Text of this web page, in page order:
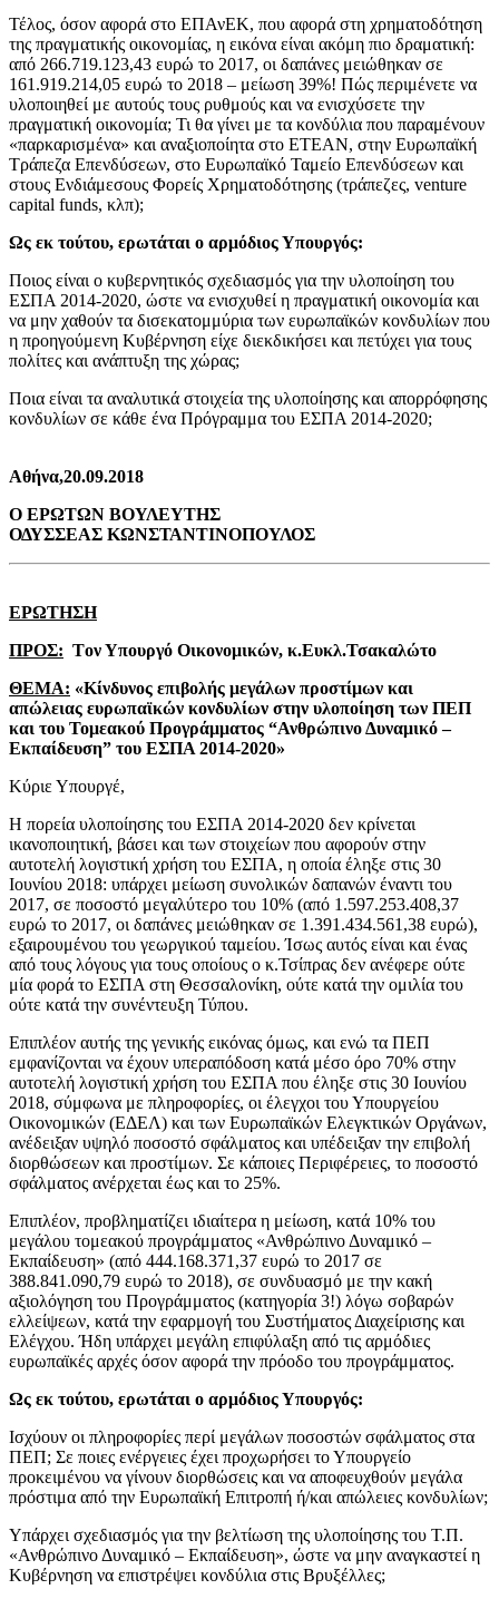
Τέλος, όσον αφορά στο ΕΠΑνΕΚ, που αφορά στη χρηματοδότηση
της πραγματικής οικονομίας, η εικόνα είναι ακόμη πιο δραματική:
από 266.719.123,43 ευρώ το 2017, οι δαπάνες μειώθηκαν σε
161.919.214,05 ευρώ το 2018 – μείωση 39%! Πώς περιμένετε να
υλοποιηθεί με αυτούς τους ρυθμούς και να ενισχύσετε την
πραγματική οικονομία; Τι θα γίνει με τα κονδύλια που παραμένουν
«παρκαρισμένα» και αναξιοποίητα στο ΕΤΕΑΝ, στην Ευρωπαϊκή
Τράπεζα Επενδύσεων, στο Ευρωπαϊκό Ταμείο Επενδύσεων και
στους Ενδιάμεσους Φορείς Χρηματοδότησης (τράπεζες, venture
capital funds, κλπ);
Ως εκ τούτου, ερωτάται ο αρμόδιος Υπουργός:
Ποιος είναι ο κυβερνητικός σχεδιασμός για την υλοποίηση του
ΕΣΠΑ 2014-2020, ώστε να ενισχυθεί η πραγματική οικονομία και
να μην χαθούν τα δισεκατομμύρια των ευρωπαϊκών κονδυλίων που
η προηγούμενη Κυβέρνηση είχε διεκδικήσει και πετύχει για τους
πολίτες και ανάπτυξη της χώρας;
Ποια είναι τα αναλυτικά στοιχεία της υλοποίησης και απορρόφησης
κονδυλίων σε κάθε ένα Πρόγραμμα του ΕΣΠΑ 2014-2020;
Αθήνα,20.09.2018
Ο ΕΡΩΤΩΝ ΒΟΥΛΕΥΤΗΣ
ΟΔΥΣΣΕΑΣ ΚΩΝΣΤΑΝΤΙΝΟΠΟΥΛΟΣ
ΕΡΩΤΗΣΗ
ΠΡΟΣ: Tον Υπουργό Οικονομικών, κ.Ευκλ.Τσακαλώτο
ΘΕΜΑ: «Κίνδυνος επιβολής μεγάλων προστίμων και
απώλειας ευρωπαϊκών κονδυλίων στην υλοποίηση των ΠΕΠ
και του Τομεακού Προγράμματος “Ανθρώπινο Δυναμικό –
Εκπαίδευση” του ΕΣΠΑ 2014-2020»
Κύριε Υπουργέ,
Η πορεία υλοποίησης του ΕΣΠΑ 2014-2020 δεν κρίνεται
ικανοποιητική, βάσει και των στοιχείων που αφορούν στην
αυτοτελή λογιστική χρήση του ΕΣΠΑ, η οποία έληξε στις 30
Ιουνίου 2018: υπάρχει μείωση συνολικών δαπανών έναντι του
2017, σε ποσοστό μεγαλύτερο του 10% (από 1.597.253.408,37
ευρώ το 2017, οι δαπάνες μειώθηκαν σε 1.391.434.561,38 ευρώ),
εξαιρουμένου του γεωργικού ταμείου. Ίσως αυτός είναι και ένας
από τους λόγους για τους οποίους ο κ.Τσίπρας δεν ανέφερε ούτε
μία φορά το ΕΣΠΑ στη Θεσσαλονίκη, ούτε κατά την ομιλία του
ούτε κατά την συνέντευξη Τύπου.
Επιπλέον αυτής της γενικής εικόνας όμως, και ενώ τα ΠΕΠ
εμφανίζονται να έχουν υπεραπόδοση κατά μέσο όρο 70% στην
αυτοτελή λογιστική χρήση του ΕΣΠΑ που έληξε στις 30 Ιουνίου
2018, σύμφωνα με πληροφορίες, οι έλεγχοι του Υπουργείου
Οικονομικών (ΕΔΕΛ) και των Ευρωπαϊκών Ελεγκτικών Οργάνων,
ανέδειξαν υψηλό ποσοστό σφάλματος και υπέδειξαν την επιβολή
διορθώσεων και προστίμων. Σε κάποιες Περιφέρειες, το ποσοστό
σφάλματος ανέρχεται έως και το 25%.
Επιπλέον, προβληματίζει ιδιαίτερα η μείωση, κατά 10% του
μεγάλου τομεακού προγράμματος «Ανθρώπινο Δυναμικό –
Εκπαίδευση» (από 444.168.371,37 ευρώ το 2017 σε
388.841.090,79 ευρώ το 2018), σε συνδυασμό με την κακή
αξιολόγηση του Προγράμματος (κατηγορία 3!) λόγω σοβαρών
ελλείψεων, κατά την εφαρμογή του Συστήματος Διαχείρισης και
Ελέγχου. Ήδη υπάρχει μεγάλη επιφύλαξη από τις αρμόδιες
ευρωπαϊκές αρχές όσον αφορά την πρόοδο του προγράμματος.
Ως εκ τούτου, ερωτάται ο αρμόδιος Υπουργός:
Ισχύουν οι πληροφορίες περί μεγάλων ποσοστών σφάλματος στα
ΠΕΠ; Σε ποιες ενέργειες έχει προχωρήσει το Υπουργείο
προκειμένου να γίνουν διορθώσεις και να αποφευχθούν μεγάλα
πρόστιμα από την Ευρωπαϊκή Επιτροπή ή/και απώλειες κονδυλίων;
Υπάρχει σχεδιασμός για την βελτίωση της υλοποίησης του Τ.Π.
«Ανθρώπινο Δυναμικό – Εκπαίδευση», ώστε να μην αναγκαστεί η
Κυβέρνηση να επιστρέψει κονδύλια στις Βρυξέλλες;